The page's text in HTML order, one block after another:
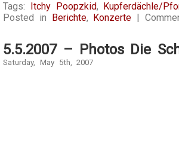
Tags: Itchy Poopzkid, Kupferdächle/
Posted in Berichte, Konzerte |
5.5.2007 – Photos Die
Saturday, May 5th, 2007